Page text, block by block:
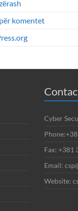
komentet
Cyber
Fax: +381
Email:
Website: